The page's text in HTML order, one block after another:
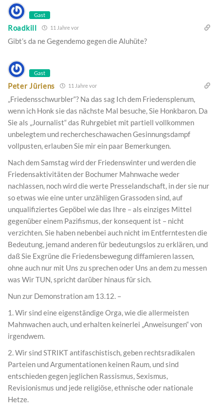
Gast
Roadkill 11 Jahre vor
Gibt’s da ne Gegendemo gegen die Aluhüte?
Gast
Peter Jüriens 11 Jahre vor
„Friedensschwurbler“? Na das sag Ich dem Friedensplenum,
wenn ich Honk sie das nächste Mal besuche, Sie Honkbaron. Da
Sie als „Journalist“ das Ruhrgebiet mit partiell vollkommen
unbelegtem und rechercheschawachen Gesinnungsdampf
vollpusten, erlauben Sie mir ein paar Bemerkungen.
Nach dem Samstag wird der Friedenswinter und werden die
Friedensaktivitäten der Bochumer Mahnwache weder
nachlassen, noch wird die werte Presselandschaft, in der sie nur
so etwas wie eine unter unzähligen Grassoden sind, auf
unqualifiziertes Gepöbel wie das Ihre – als einziges Mittel
gegenüber einem Pazifismus, der konsequent ist – nicht
verzichten. Sie haben nebenbei auch nicht im Entferntesten die
Bedeutung, jemand anderen für bedeutungslos zu erklären, und
daß Sie Exgrüne die Friedensbewegung diffamieren lassen,
ohne auch nur mit Uns zu sprechen oder Uns an dem zu messen
was Wir TUN, spricht darüber hinaus für sich.
Nun zur Demonstration am 13.12. –
1. Wir sind eine eigenständige Orga, wie die allermeisten
Mahnwachen auch, und erhalten keinerlei „Anweisungen“ von
irgendwem.
2. Wir sind STRIKT antifaschistisch, geben rechtsradikalen
Parteien und Argumentationen keinen Raum, und sind
entschieden gegen jeglichen Rassismus, Sexismus,
Revisionismus und jede religiöse, ethnische oder nationale
Hetze.